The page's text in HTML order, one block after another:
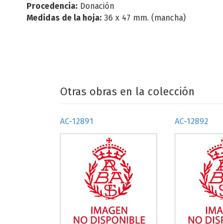
Procedencia: Donación
Medidas de la hoja: 36 x 47 mm. (mancha)
Otras obras en la colección
AC-12891 AC-12892